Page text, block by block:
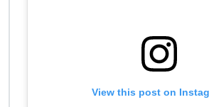
View this post on